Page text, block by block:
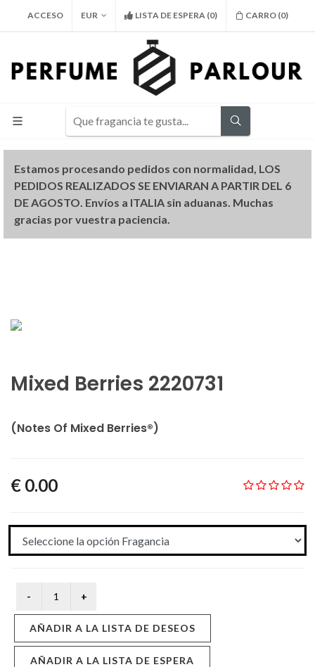
ACCESO EUR LISTA DE ESPERA(0) CARRO (0)
Estamos procesando pedidos con normalidad, LOS
PEDIDOS REALIZADOS SE ENVIARAN A PARTIR DEL 6
DE AGOSTO. Envíos a ITALIA sin aduanas. Muchas
gracias por vuestra paciencia.
Mixed Berries 2220731
(Notes Of Mixed Berries®)
€ 0.00
AÑADIR A LA LISTA DE DESEOS
AÑADIR A LA LISTA DE ESPERA